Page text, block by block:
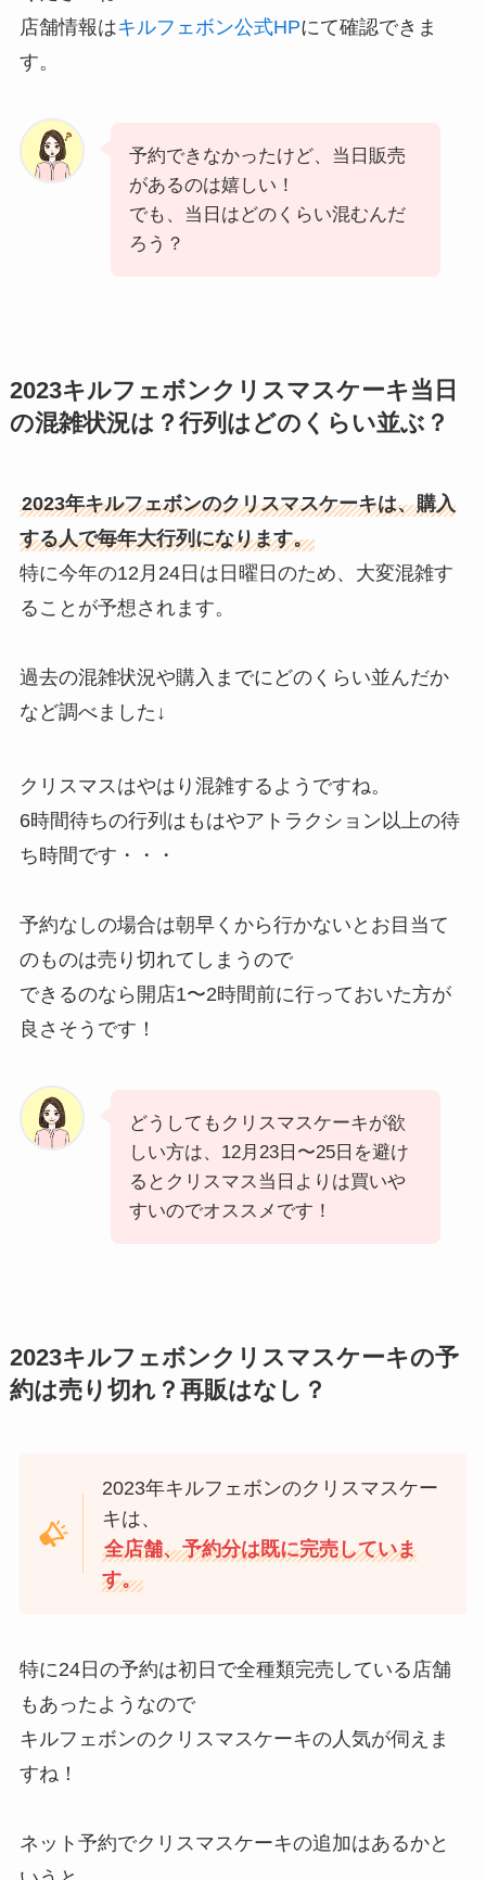
店舗情報はキルフェボン公式HPにて確認できま
す。
予約できなかったけど、当日販売
があるのは嬉しい！
でも、当日はどのくらい混むんだ
ろう？
2023キルフェボンクリスマスケーキ当日
の混雑状況は？行列はどのくらい並ぶ？
2023年キルフェボンのクリスマスケーキは、購入
する人で毎年大行列になります。
特に今年の12月24日は日曜日のため、大変混雑す
ることが予想されます。
過去の混雑状況や購入までにどのくらい並んだか
など調べました↓
クリスマスはやはり混雑するようですね。
6時間待ちの行列はもはやアトラクション以上の待
ち時間です・・・
予約なしの場合は朝早くから行かないとお目当て
のものは売り切れてしまうので
できるのなら開店1〜2時間前に行っておいた方が
良さそうです！
どうしてもクリスマスケーキが欲
しい方は、12月23日〜25日を避け
るとクリスマス当日よりは買いや
すいのでオススメです！
2023キルフェボンクリスマスケーキの予
約は売り切れ？再販はなし？
2023年キルフェボンのクリスマスケー
キは、
全店舗、予約分は既に完売していま
す。
特に24日の予約は初日で全種類完売している店舗
もあったようなので
キルフェボンのクリスマスケーキの人気が伺えま
すね！
ネット予約でクリスマスケーキの追加はあるかと